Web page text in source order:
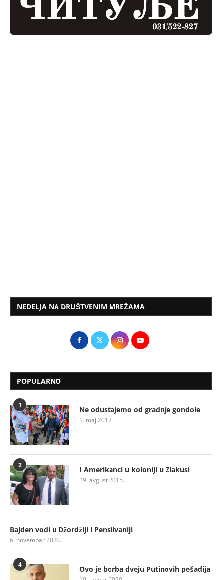
NEDELJA NA DRUŠTVENIM MREŽAMA
POPULARNO
1 Ne odustajemo od gradnje gondole
1. maj 2017.
2 I Amerikanci u koloniji u Zlakusi
19. avgust 2015.
Bajden vodi u Džordžiji i Pensilvaniji
6. novembar 2020.
4 Ovo je borba dveju Putinovih pešadija